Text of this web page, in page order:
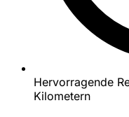
Hervorragende
Kilometern